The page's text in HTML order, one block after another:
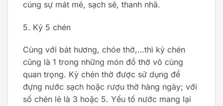
cúng sự mát mẻ, sạch sẽ, thanh nhã.
5. Kỷ 5 chén
Cùng với bát hương, chóe thờ,…thì kỷ chén
cũng là 1 trong những món đồ thờ vô cùng
quan trọng. Kỷ chén thờ được sử dụng để
đựng nước sạch hoặc rượu thờ hàng ngày; với
số chén lẻ là 3 hoặc 5. Yếu tố nước mang lại